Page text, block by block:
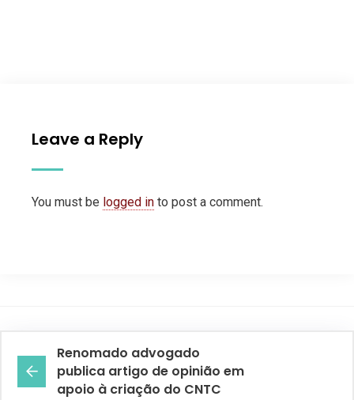
Leave a Reply
You must be logged in to post a comment.
Renomado advogado
publica artigo de opinião em
apoio à criação do CNTC